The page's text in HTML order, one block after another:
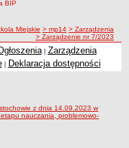
Miejskie > mp14 > Zarządzenia
> Zarządzenie nr 7/2023
| Zarządzenia
| Deklaracja dostępności
z dnia 14.09.2023 w
nauczania, problemowo-